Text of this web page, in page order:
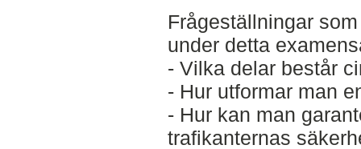
Frågeställningar
under detta
- Vilka delar består
- Hur utformar man
- Hur kan man
trafikanternas